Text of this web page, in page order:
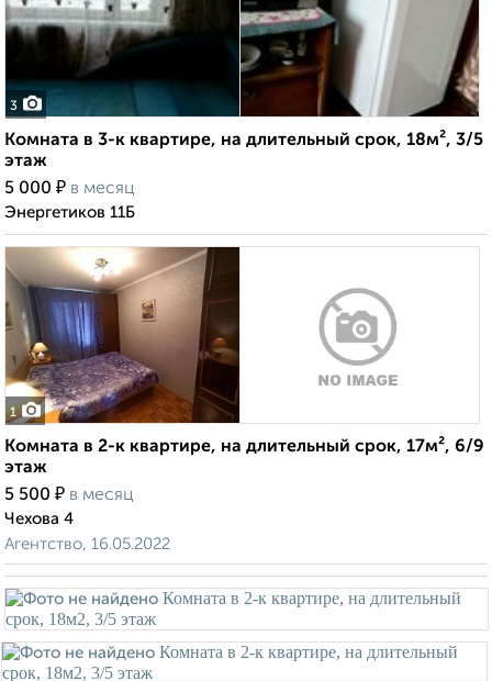
3
Комната в 3-к квартире, на длительный срок, 18м², 3/5
этаж
5 000 ₽ в месяц
Энергетиков 11Б
1
Комната в 2-к квартире, на длительный срок, 17м², 6/9
этаж
5 500 ₽ в месяц
Чехова 4
Агентство, 16.05.2022